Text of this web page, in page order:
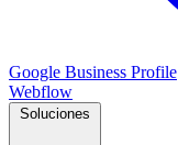
Google Business Profile
Webflow